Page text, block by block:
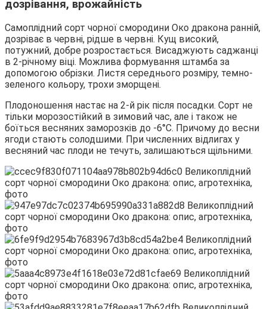
дозрівання, врожайність
Самоплідний сорт чорної смородини Око дракона ранній,
дозріває в червні, рідше в червні. Кущ високий,
потужний, добре розростається. Висаджують саджанці
в 2-річному віці. Можлива формування штамба за
допомогою обрізки. Листя середнього розміру, темно-
зеленого кольору, трохи зморщені.
Плодоношення настає на 2-й рік після посадки. Сорт не
тільки морозостійкий в зимовий час, але і також не
боїться весняних заморозків до -6°С. Причому до весни
ягоди стають солодшими. При численних відлигах у
весняний час плоди не течуть, залишаються щільними.